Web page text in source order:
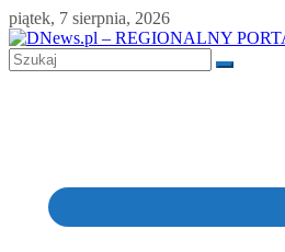
Skip
to
content
piątek, 7 sierpnia, 2026